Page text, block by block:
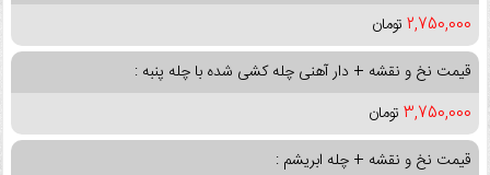
2,750,000 تومان
قیمت نخ و نقشه + دار آهنی چله کشی شده با چله پنبه :
3,750,000 تومان
قیمت نخ و نقشه + چله ابریشم :